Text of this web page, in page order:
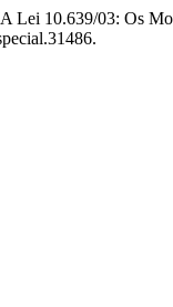
Lei 10.639/03: Os